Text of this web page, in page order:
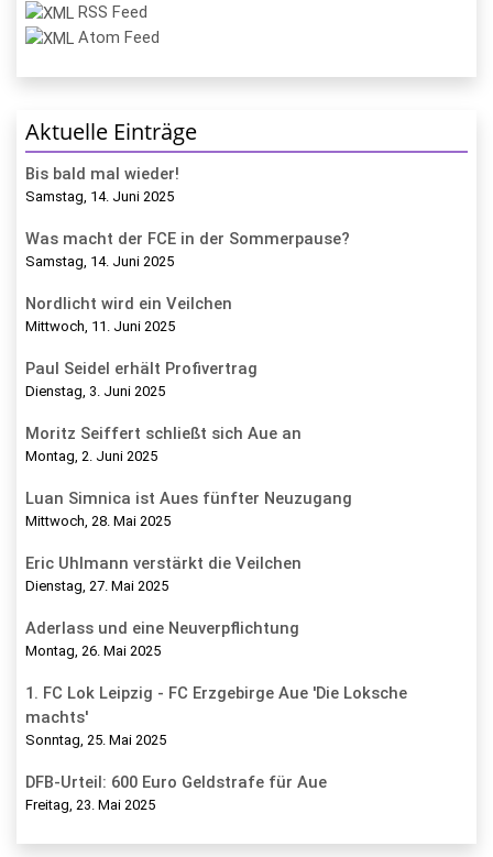
RSS Feed
Atom Feed
Aktuelle Einträge
Bis bald mal wieder!
Samstag, 14. Juni 2025
Was macht der FCE in der Sommerpause?
Samstag, 14. Juni 2025
Nordlicht wird ein Veilchen
Mittwoch, 11. Juni 2025
Paul Seidel erhält Profivertrag
Dienstag, 3. Juni 2025
Moritz Seiffert schließt sich Aue an
Montag, 2. Juni 2025
Luan Simnica ist Aues fünfter Neuzugang
Mittwoch, 28. Mai 2025
Eric Uhlmann verstärkt die Veilchen
Dienstag, 27. Mai 2025
Aderlass und eine Neuverpflichtung
Montag, 26. Mai 2025
1. FC Lok Leipzig - FC Erzgebirge Aue 'Die Loksche
machts'
Sonntag, 25. Mai 2025
DFB-Urteil: 600 Euro Geldstrafe für Aue
Freitag, 23. Mai 2025